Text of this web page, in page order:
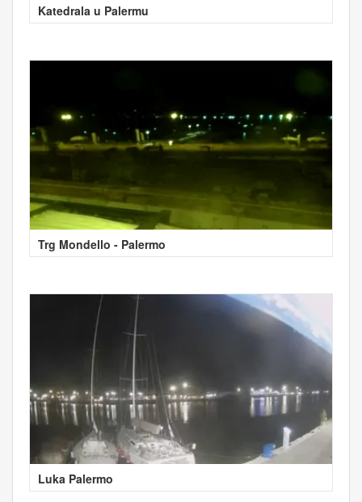
Katedrala u Palermu
Trg Mondello - Palermo
Luka Palermo